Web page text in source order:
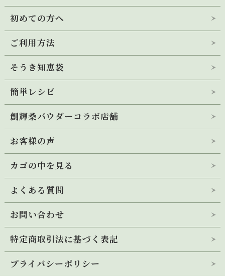
桑品種「創輝」のこだわり
メディア掲載・出店情報
公式キャラクター
桑の青汁 創輝王
桑の青汁 創輝王
桑の青汁 創輝王
桑の飴
桑茶100％(ティーバッグ)
桑入り玄米茶
桑葉100％パウダー
桑ストール(シルク)
桑ストール(オーガニックコットン)
初めての方へ
ご利用方法
そうき知恵袋
簡単レシピ
桑の青汁 創輝王
桑葉100％パウダー
桑レシピ投稿フォーム
創輝桑パウダーコラボ店舗
お客様の声
カゴの中を見る
よくある質問
お問い合わせ
特定商取引法に基づく表記
プライバシーポリシー